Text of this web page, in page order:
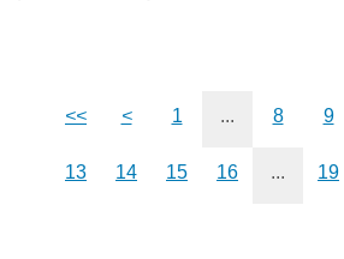
<< < 1 ... 8 9
13 14 15 16 ... 19